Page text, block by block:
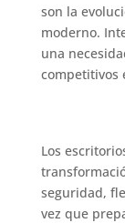
son la
moderno.
una
competitivos
Los
seguridad,
vez que